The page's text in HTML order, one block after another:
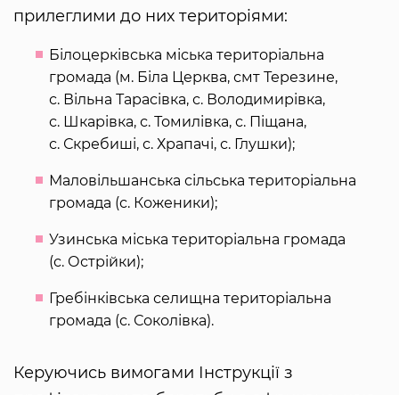
прилеглими до них територіями:
Білоцерківська міська територіальна
громада (м. Біла Церква, смт Терезине,
с. Вільна Тарасівка, с. Володимирівка,
с. Шкарівка, с. Томилівка, с. Піщана,
с. Скребиші, с. Храпачі, с. Глушки);
Маловільшанська сільська територіальна
громада (с. Коженики);
Узинська міська територіальна громада
(с. Острійки);
Гребінківська селищна територіальна
громада (с. Соколівка).
Керуючись вимогами Інструкції з